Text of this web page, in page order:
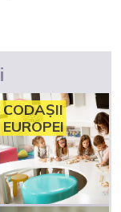
CODAȘII
EUROPEI